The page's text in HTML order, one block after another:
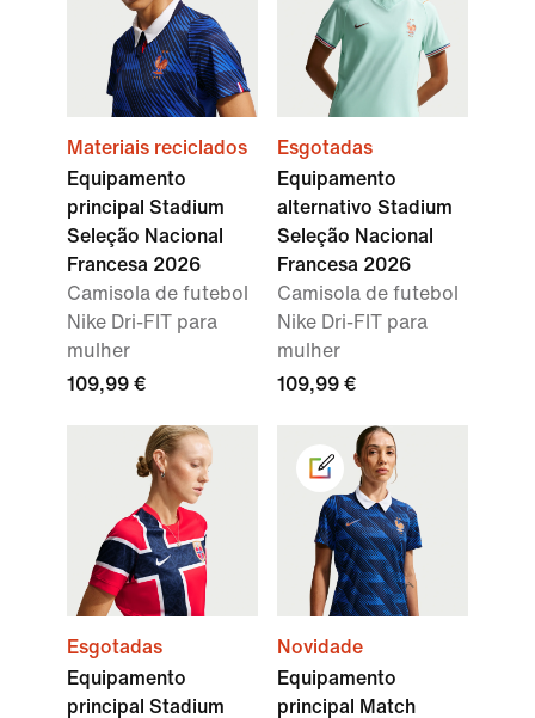
Materiais reciclados
Equipamento
principal Stadium
Seleção Nacional
Francesa 2026
Camisola de futebol
Nike Dri-FIT para
mulher
109,99 €
Esgotadas
Equipamento
alternativo Stadium
Seleção Nacional
Francesa 2026
Camisola de futebol
Nike Dri-FIT para
mulher
109,99 €
Esgotadas
Equipamento
principal Stadium
Novidade
Equipamento
principal Match